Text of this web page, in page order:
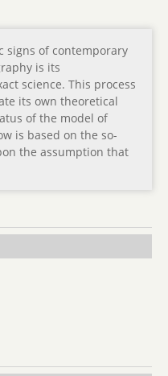
signs of contemporary
is its
science. This process
its own theoretical
of the model of
is based on the so-
the assumption that